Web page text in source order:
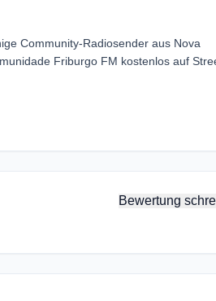
Community-Radiosender aus Nova
Friburgo FM kostenlos auf
Bewertung